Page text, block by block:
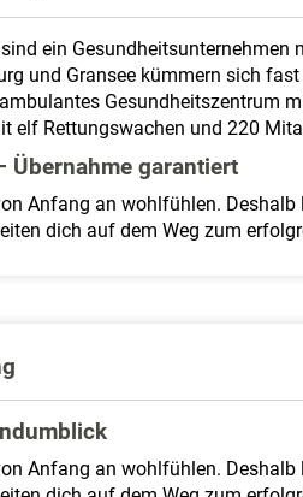
ein
und Gransee kümmern sich
Gesundheitszentrum
elf Rettungswachen und 220
Übernahme garantiert
Anfang an wohlfühlen.
dich auf dem Weg zum
Anfang an wohlfühlen.